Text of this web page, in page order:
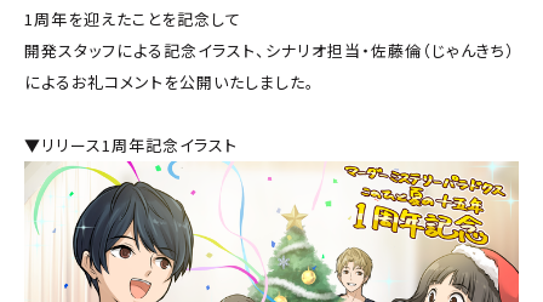
1周年を迎えたことを記念して
開発スタッフによる記念イラスト、シナリオ担当・佐藤倫（じゃんきち）
によるお礼コメントを公開いたしました。
▼リリース1周年記念イラスト